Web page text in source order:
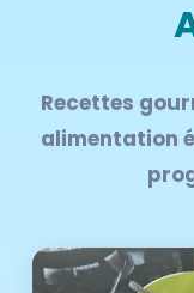
Recettes
alimentation